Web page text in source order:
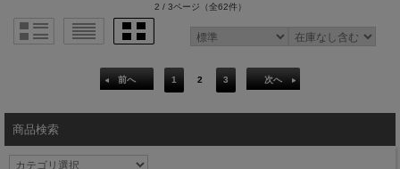
2 / 3ページ （全62件）
前へ 1 2 3 次へ
商品検索